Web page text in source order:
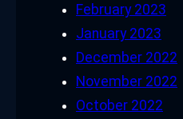
February 2023
January 2023
December 2022
November 2022
October 2022